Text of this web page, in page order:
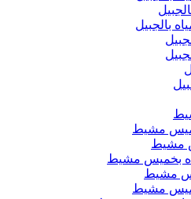
بالجبيل
مشيط
مشيط
بخميس مشيط
مشيط
مشيط